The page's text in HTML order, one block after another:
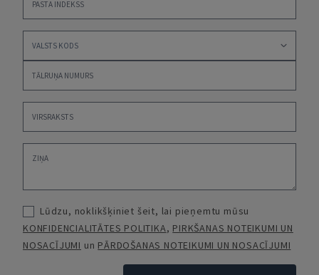
Lūdzu, noklikšķiniet šeit, lai pieņemtu mūsu
KONFIDENCIALITĀTES POLITIKA, PIRKŠANAS NOTEIKUMI UN
NOSACĪJUMI un PĀRDOŠANAS NOTEIKUMI UN NOSACĪJUMI